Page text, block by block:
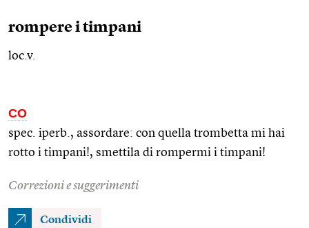
rompere i timpani
loc.v.
CO
spec. iperb. , assordare: con quella trombetta mi hai
rotto i timpani!, smettila di rompermi i timpani!
Correzioni e suggerimenti
Condividi